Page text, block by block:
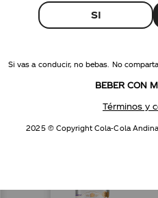
SI
Si vas a conducir, no bebas. No
BEBER CON
Términos y
2025 © Copyright Cola-Cola